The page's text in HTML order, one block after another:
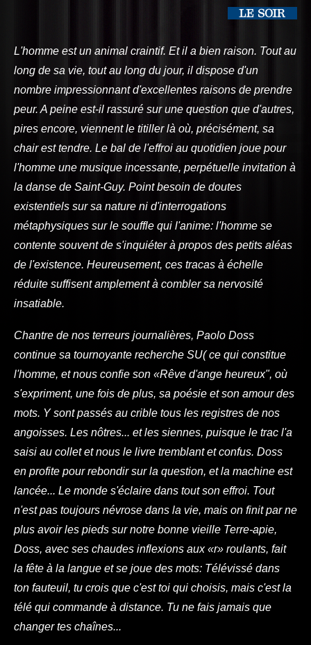
L'homme est un animal craintif. Et il a bien raison. Tout au
long de sa vie, tout au long du jour, il dispose d'un
nombre impressionnant d'excellentes raisons de prendre
peur. A peine est-il rassuré sur une question que d'autres,
pires encore, viennent le titiller là où, précisément, sa
chair est tendre. Le bal de l'effroi au quotidien joue pour
l'homme une musique incessante, perpétuelle invitation à
la danse de Saint-Guy. Point besoin de doutes
existentiels sur sa nature ni d'interrogations
métaphysiques sur le souffle qui l'anime: l'homme se
contente souvent de s'inquiéter à propos des petits aléas
de l'existence. Heureusement, ces tracas à échelle
réduite suffisent amplement à combler sa nervosité
insatiable.
Chantre de nos terreurs journalières, Paolo Doss
continue sa tournoyante recherche SU( ce qui constitue
l'homme, et nous confie son «Rêve d'ange heureux", où
s'expriment, une fois de plus, sa poésie et son amour des
mots. Y sont passés au crible tous les registres de nos
angoisses. Les nôtres... et les siennes, puisque le trac l'a
saisi au collet et nous le livre tremblant et confus. Doss
en profite pour rebondir sur la question, et la machine est
lancée... Le monde s'éclaire dans tout son effroi. Tout
n'est pas toujours névrose dans la vie, mais on finit par ne
plus avoir les pieds sur notre bonne vieille Terre-apie,
Doss, avec ses chaudes inflexions aux «r» roulants, fait
la fête à la langue et se joue des mots: Télévissé dans
ton fauteuil, tu crois que c'est toi qui choisis, mais c'est la
télé qui commande à distance. Tu ne fais jamais que
changer tes chaînes...